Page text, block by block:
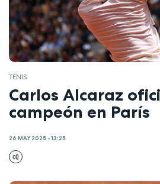
TENIS
Carlos Alcaraz
campeón en París
26 MAY 2025 - 13:25